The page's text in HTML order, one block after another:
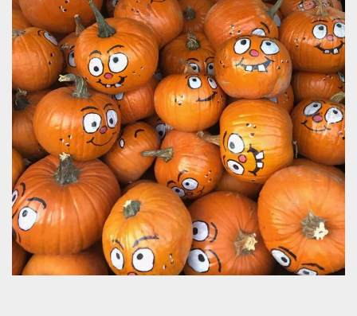
Stripe
m.stripe.com
1 año 1 mes
Esta cookie se
utiliza
generalmente
para el
rendimiento y la
optimización de
los servicios de
procesamiento
de pagos,
facilitando el
almacenamiento
de contenidos
en el navegador
para hacer que
las páginas se
carguen más
rápido.
CookieScriptConsent
CookieScript
oooh.events
4 semanas 2
días
El servicio
Cookie-
Script.com
utiliza esta
cookie para
recordar las
preferencias de